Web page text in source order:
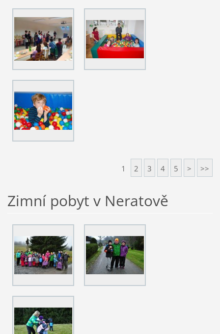
1 2 3 4 5 > >>
Zimní pobyt v Neratově